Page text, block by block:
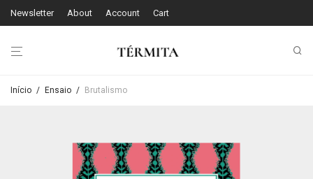
Newsletter About Account Cart
Início / Ensaio / Brutalismo